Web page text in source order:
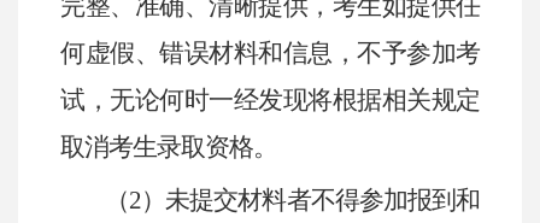
完整、准确、清晰提供，考生如提供任
何虚假、错误材料和信息，不予参加考
试，无论何时一经发现将根据相关规定
取消考生录取资格。
（2）未提交材料者不得参加报到和